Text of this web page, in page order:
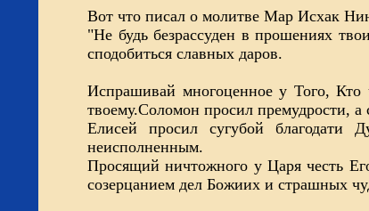
Вот что писал о молитве Мар Исхак
"Не будь безрассуден в прошениях
сподобиться славных даров.
Испрашивай многоценное у Того, Кто
твоему.Соломон просил премудрости,
Елисей просил сугубой
неисполненным.
Просящий ничтожного у Царя честь
созерцанием дел Божиих и страшных